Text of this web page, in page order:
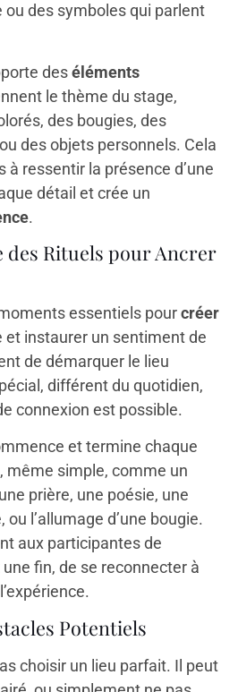
des symboles qui parlent
deséléments
le thème du stage,
des bougies, des
des objets personnels. Cela
à ressentir la présence d’une
détail et crée un
.
des Rituels pour Ancrer
essentiels pourcréer
et instaurer un sentiment de
de démarquer le lieu
différent du quotidien,
connexion est possible.
et termine chaque
, même simple, comme un
prière, une poésie, une
l’allumage d’une bougie.
aux participantes de
fin, de se reconnecter à
Potentiels
choisir un lieu parfait. Il peut